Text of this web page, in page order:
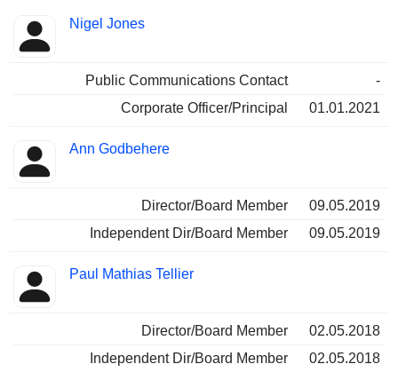
Insider
Besetzte
Positionen
Nigel Jones
Public Communications Contact
-
Corporate Officer/Principal
01.01.2021
Ann Godbehere
Director/Board Member
09.05.2019
Independent Dir/Board Member
09.05.2019
Paul Mathias Tellier
Director/Board Member
02.05.2018
Independent Dir/Board Member
02.05.2018